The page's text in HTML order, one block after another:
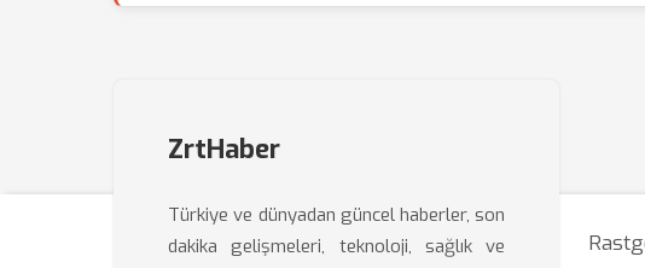
ZrtHaber
Türkiye ve dünyadan güncel haberler, son
dakika gelişmeleri, teknoloji, sağlık ve